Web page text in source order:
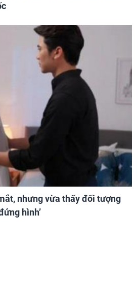
nhưng vừa thấy đối tượng
hình’